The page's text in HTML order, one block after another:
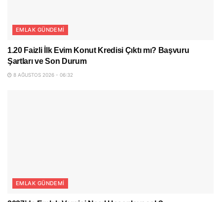
EMLAK GÜNDEMI
1.20 Faizli İlk Evim Konut Kredisi Çıktı mı? Başvuru
Şartları ve Son Durum
8 AĞUSTOS 2026 - 06:32
EMLAK GÜNDEMI